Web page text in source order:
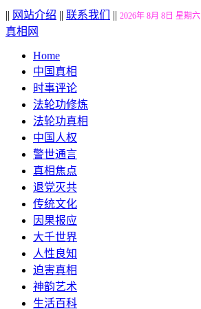
|| 网站介绍 || 联系我们 || 2026年 8月 8日 星期六
真相网
Home
中国真相
时事评论
法轮功修炼
法轮功真相
中国人权
警世通言
真相焦点
退党灭共
传统文化
因果报应
大千世界
人性良知
迫害真相
神韵艺术
生活百科